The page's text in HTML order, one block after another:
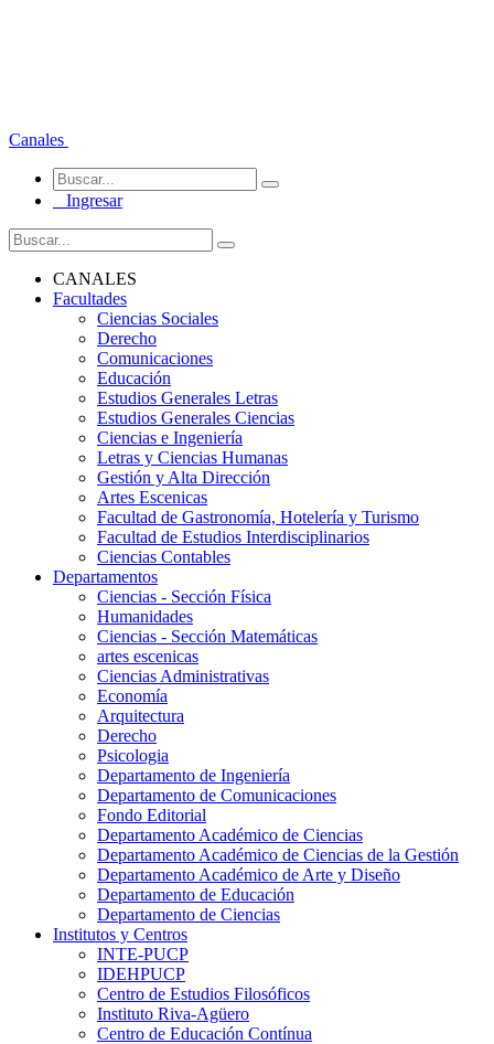
Canales
Ingresar
CANALES
Facultades
Ciencias Sociales
Derecho
Comunicaciones
Educación
Estudios Generales Letras
Estudios Generales Ciencias
Ciencias e Ingeniería
Letras y Ciencias Humanas
Gestión y Alta Dirección
Artes Escenicas
Facultad de Gastronomía, Hotelería y Turismo
Facultad de Estudios Interdisciplinarios
Ciencias Contables
Departamentos
Ciencias - Sección Física
Humanidades
Ciencias - Sección Matemáticas
artes escenicas
Ciencias Administrativas
Economía
Arquitectura
Derecho
Psicologia
Departamento de Ingeniería
Departamento de Comunicaciones
Fondo Editorial
Departamento Académico de Ciencias
Departamento Académico de Ciencias de la Gestión
Departamento Académico de Arte y Diseño
Departamento de Educación
Departamento de Ciencias
Institutos y Centros
INTE-PUCP
IDEHPUCP
Centro de Estudios Filosóficos
Instituto Riva-Agüero
Centro de Educación Contínua